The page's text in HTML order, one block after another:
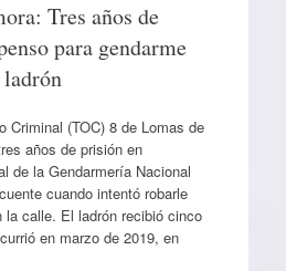
Tres años de
para gendarme
Criminal (TOC) 8 de Lomas de
años de prisión en
de la Gendarmería Nacional
cuando intentó robarle
la calle. El ladrón recibió cinco
en marzo de 2019, en